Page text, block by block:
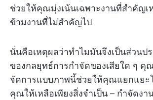
ช่วยให้คุณมุ่งเน้นเฉพาะงานที่สำคัญ
ข้ามงานที่ไม่สำคัญไป
นั่นคือเหตุผลว่าทำไมมันจึงเป็นส่วนป
ของกลยุทธ์การกำจัดของเสียใด ๆ คุ
จัดการแบบภาพนี้ช่วยให้คุณแยกแยะ
คุณให้เหลือเพียงสิ่งจำเป็น – กำจัดงา